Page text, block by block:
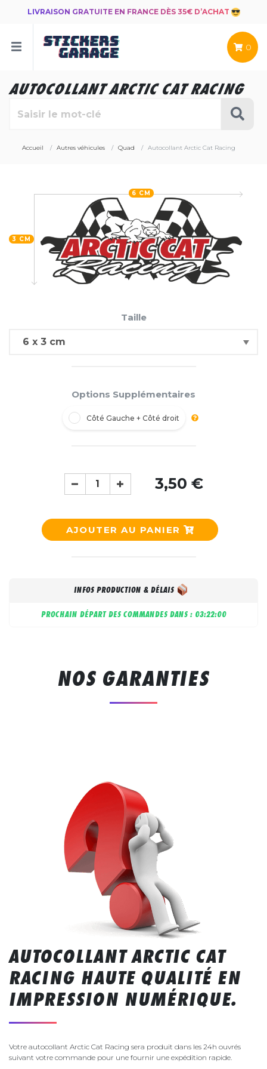
LIVRAISON GRATUITE EN FRANCE DÈS 35€ D’ACHAT
0
AUTOCOLLANT ARCTIC CAT RACING
Accueil Autres véhicules Quad Autocollant Arctic Cat Racing
3 CM
6 CM
Taille
Options Supplémentaires
Côté Gauche + Côté droit
3,50 €
AJOUTER AU PANIER
INFOS PRODUCTION & DÉLAIS
PROCHAIN DÉPART DES COMMANDES DANS : 03:22:00
NOS GARANTIES
AUTOCOLLANT ARCTIC CAT
RACING HAUTE QUALITÉ EN
IMPRESSION NUMÉRIQUE.
Votre autocollant Arctic Cat Racing sera produit dans les 24h ouvrés
suivant votre commande pour une fournir une expédition rapide.